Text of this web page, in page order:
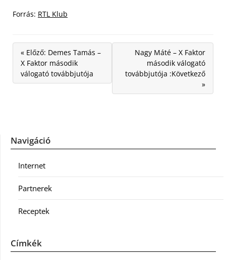
Forrás: RTL Klub
« Előző: Demes Tamás –
X Faktor második
válogató továbbjutója
Nagy Máté – X Faktor
második válogató
továbbjutója :Következő
»
Navigáció
Internet
Partnerek
Receptek
Címkék